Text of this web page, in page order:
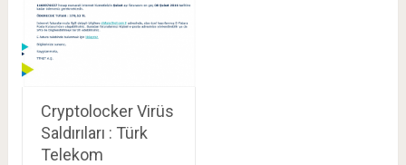
Cryptolocker Virüs
Saldırıları : Türk
Telekom